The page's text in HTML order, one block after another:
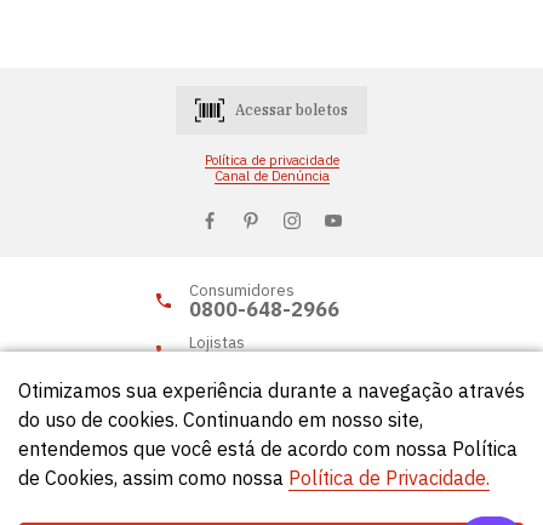
Acessar boletos
Política de privacidade
Canal de Denúncia
Consumidores
0800-648-2966
Lojistas
© Círculo 2026 - Todos os direitos reservados.
Otimizamos sua experiência durante a navegação através
do uso de cookies. Continuando em nosso site,
entendemos que você está de acordo com nossa Política
de Cookies, assim como nossa Política de Privacidade.